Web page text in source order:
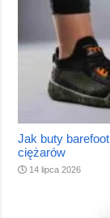
Jak buty
ciężarów
14 lipca 2026